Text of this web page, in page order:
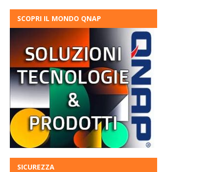
SCOPRI IL MONDO QNAP
SICUREZZA